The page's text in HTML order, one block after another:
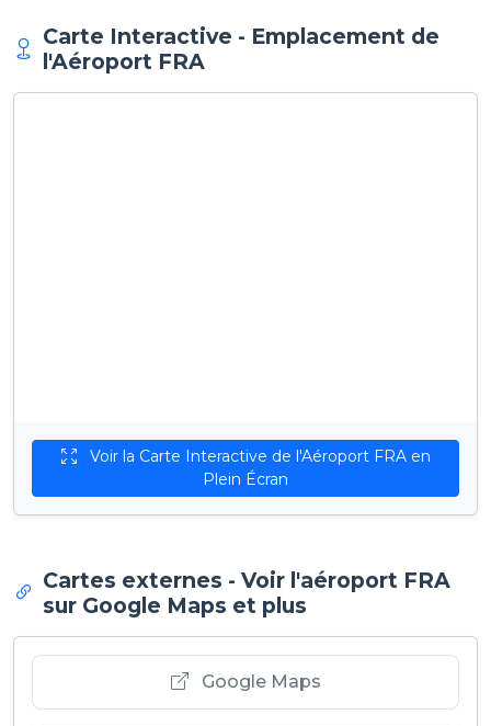
Carte Interactive - Emplacement de
l'Aéroport FRA
Plein Écran
Cartes externes - Voir l'aéroport FRA
sur Google Maps et plus
Google Maps